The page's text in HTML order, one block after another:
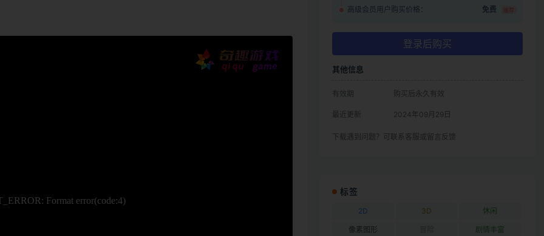
高级会员用户购买价格： 免费 推荐
登录后购买
其他信息
有效期 购买后永久有效
最近更新 2024年09月29日
下载遇到问题？可联系客服或留言反馈
标签
2D 3D 休闲
像素图形 剧情丰富